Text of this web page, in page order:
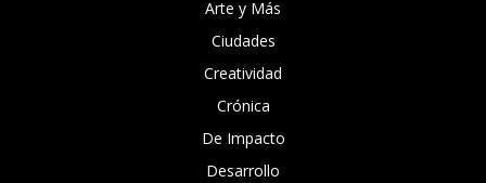
Arte y Más
Ciudades
Creatividad
Crónica
De Impacto
Desarrollo